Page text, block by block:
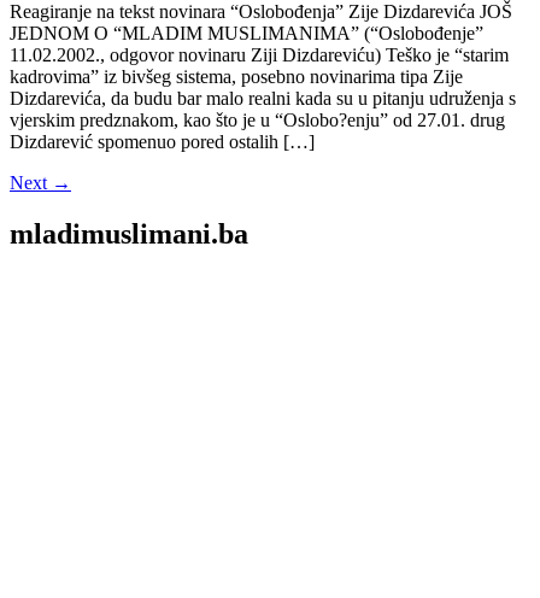
Reagiranje na tekst novinara “Oslobođenja” Zije Dizdarevića JOŠ
JEDNOM O “MLADIM MUSLIMANIMA” (“Oslobođenje”
11.02.2002., odgovor novinaru Ziji Dizdareviću) Teško je “starim
kadrovima” iz bivšeg sistema, posebno novinarima tipa Zije
Dizdarevića, da budu bar malo realni kada su u pitanju udruženja s
vjerskim predznakom, kao što je u “Oslobo?enju” od 27.01. drug
Dizdarević spomenuo pored ostalih […]
Next →
mladimuslimani.ba